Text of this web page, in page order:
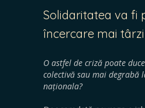
Solidaritatea va fi
încercare mai
O astfel de criză poate
colectivă sau mai degrabă
naționala?